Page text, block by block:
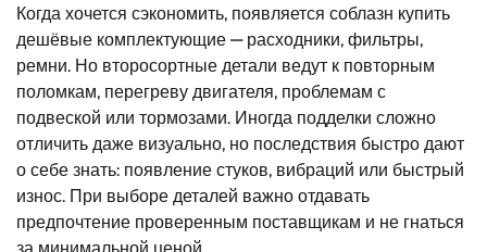
Когда хочется сэкономить, появляется соблазн купить
дешёвые комплектующие — расходники, фильтры,
ремни. Но второсортные детали ведут к повторным
поломкам, перегреву двигателя, проблемам с
подвеской или тормозами. Иногда подделки сложно
отличить даже визуально, но последствия быстро дают
о себе знать: появление стуков, вибраций или быстрый
износ. При выборе деталей важно отдавать
предпочтение проверенным поставщикам и не гнаться